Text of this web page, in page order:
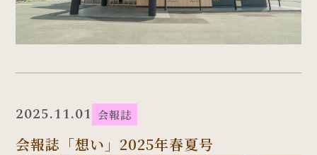
2025.11.01 会報誌
会報誌「想い」2025年春夏号